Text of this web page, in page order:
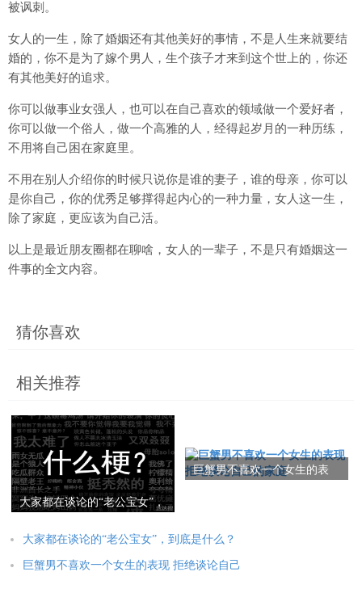
被讽刺。
女人的一生，除了婚姻还有其他美好的事情，不是人生来就要结
婚的，你不是为了嫁个男人，生个孩子才来到这个世上的，你还
有其他美好的追求。
你可以做事业女强人，也可以在自己喜欢的领域做一个爱好者，
你可以做一个俗人，做一个高雅的人，经得起岁月的一种历练，
不用将自己困在家庭里。
不用在别人介绍你的时候只说你是谁的妻子，谁的母亲，你可以
是你自己，你的优秀足够撑得起内心的一种力量，女人这一生，
除了家庭，更应该为自己活。
以上是最近朋友圈都在聊啥，女人的一辈子，不是只有婚姻这一
件事的全文内容。
猜你喜欢
相关推荐
大家都在谈论的“老公宝女”，
巨蟹男不喜欢一个女生的表
大家都在谈论的“老公宝女”，到底是什么？
巨蟹男不喜欢一个女生的表现 拒绝谈论自己